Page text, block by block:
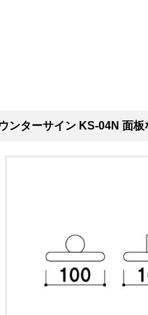
ンターサイン KS-04N 面